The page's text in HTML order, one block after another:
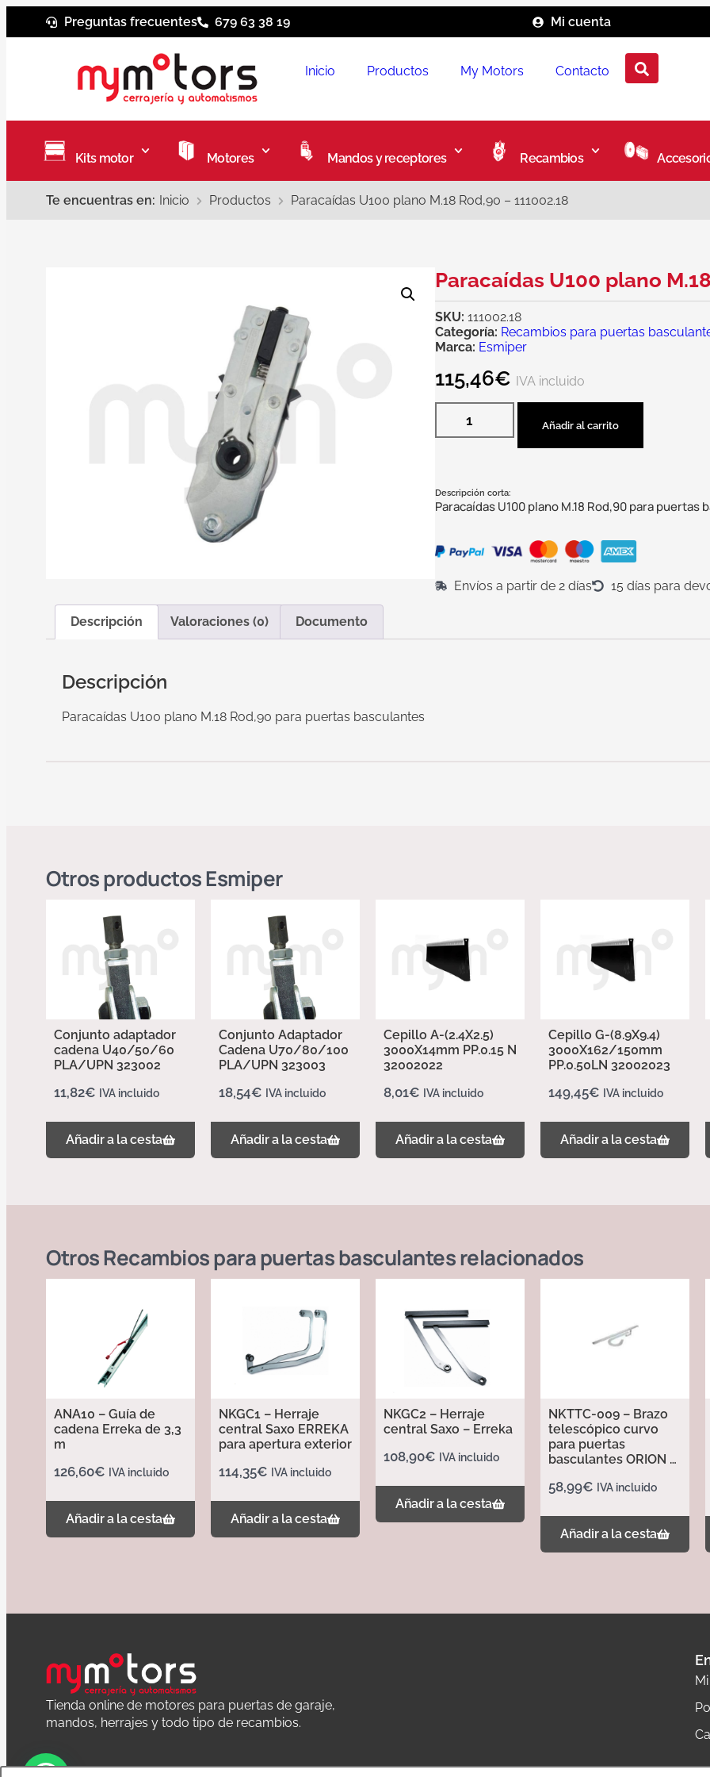
Preguntas frecuentes 679 63 38 19 Mi cuenta
Inicio Productos My Motors Contacto
Kits motor Motores Mandos y receptores Recambios
Te encuentras en: Inicio Productos Paracaídas U100 plano M.18 Rod,90 – 111002.18
Paracaídas U100 plano
SKU:111002.18
Categoría: Recambios para puertas
Marca: Esmiper
115,46€ IVA incluido
Añadir al carrito
Descripción corta:
Paracaídas U100 plano M.18 Rod,90 para puertas
Envíos a partir de 2 días 15 días para
Descripción Valoraciones (0) Documento
Descripción
Paracaídas U100 plano M.18 Rod,90 para puertas basculantes
Otros productosEsmiper
Conjunto adaptador
cadena U40/50/60
PLA/UPN 323002
11,82€ IVA incluido
Añadir a la cesta
Conjunto Adaptador
Cadena U70/80/100
PLA/UPN 323003
18,54€ IVA incluido
Añadir a la cesta
Cepillo A-(2.4X2.5)
3000X14mm PP.0.15 N
32002022
8,01€ IVA incluido
Añadir a la cesta
Cepillo G-(8.9X9.4)
3000X162/150mm
PP.0.50LN 32002023
149,45€ IVA incluido
Añadir a la cesta
OtrosRecambios para puertas basculantesrelacionados
ANA10 – Guía de
cadena Erreka de 3,3
m
126,60€ IVA incluido
Añadir a la cesta
NKGC1 – Herraje
central Saxo ERREKA
para apertura exterior
114,35€ IVA incluido
Añadir a la cesta
NKGC2 – Herraje
central Saxo – Erreka
108,90€ IVA incluido
Añadir a la cesta
NKTTC-009 – Brazo
telescópico curvo
para puertas
basculantes ORION –
58,99€ IVA incluido
Añadir a la cesta
Tienda online de motores para puertas de garaje,
mandos, herrajes y todo tipo de recambios.